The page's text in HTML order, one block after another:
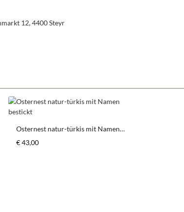
12, 4400 Steyr
Osternest natur-türkis mit Namen
Regulärer Preis:
€ 43,00